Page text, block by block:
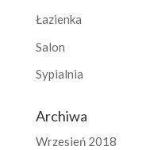
Łazienka
Salon
Sypialnia
Archiwa
Wrzesień 2018